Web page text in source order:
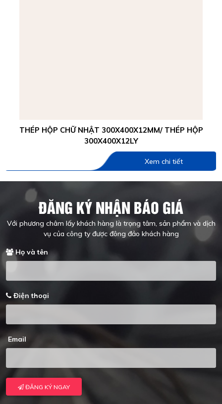
THÉP HỘP CHỮ NHẬT 300X400X12MM/ THÉP HỘP
300X400X12LY
Xem chi tiết
ĐĂNG KÝ NHẬN BÁO GIÁ
Với phương châm lấy khách hàng là trọng tâm, sản phẩm và dịch
vụ của công ty được đông đảo khách hàng
Họ và tên
Điện thoại
Email
ĐĂNG KÝ NGAY